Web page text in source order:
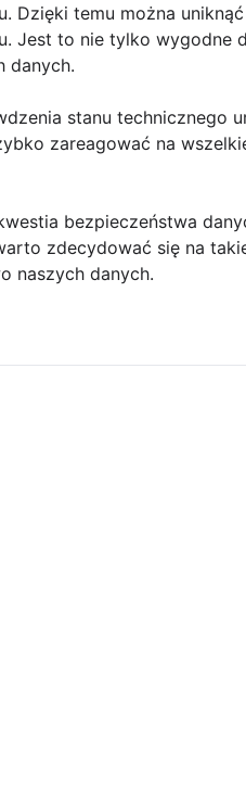
Dzięki temu można
Jest to nie tylko wygodne
danych.
stanu technicznego
zareagować na
bezpieczeństwa
zdecydować się na
naszych danych.